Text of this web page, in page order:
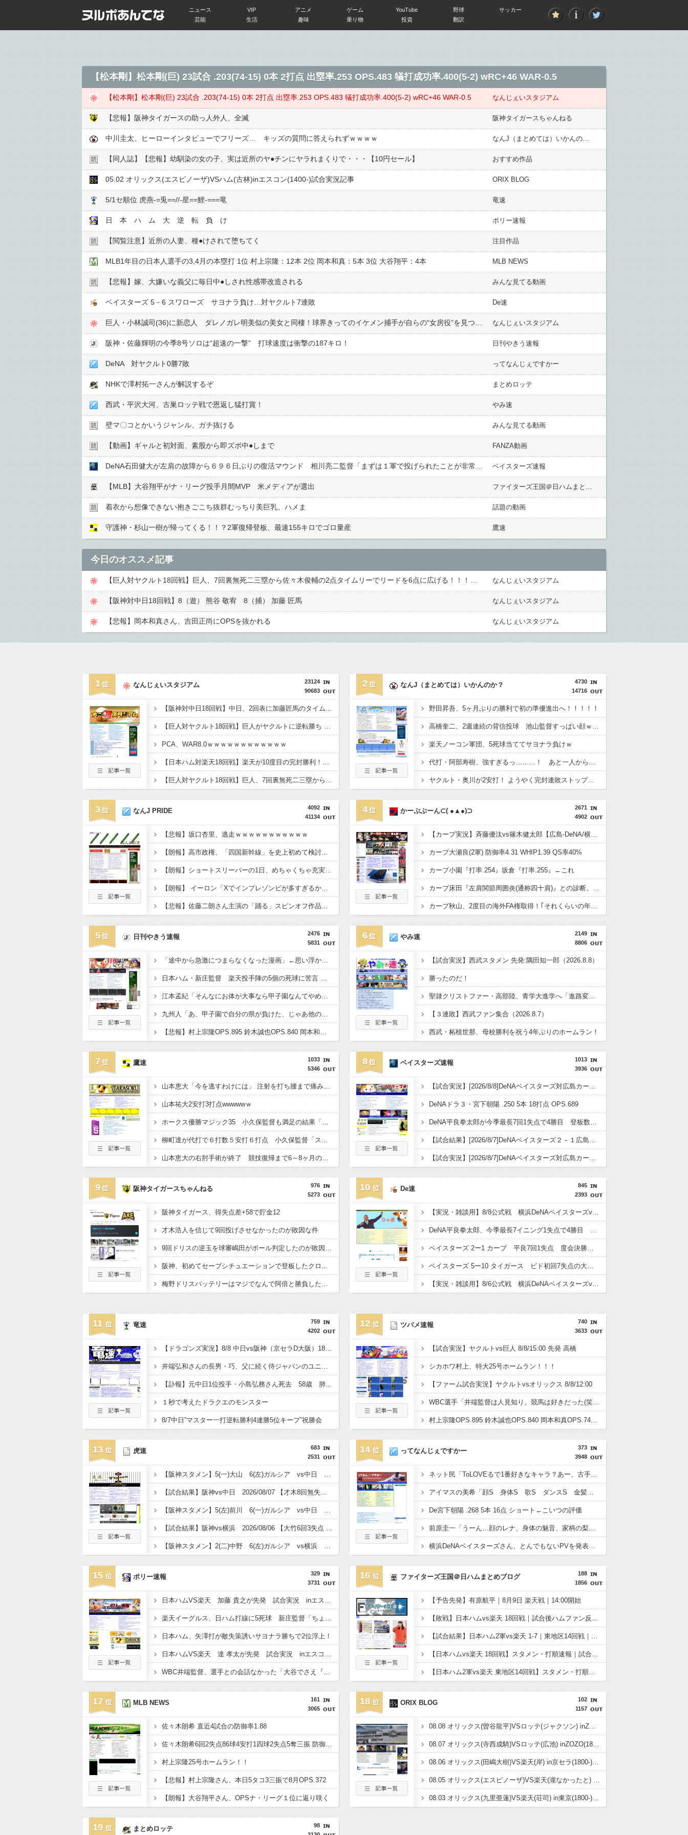
ニュース VIP アニメ ゲーム YouTube 野球
サッカー
芸能
生活 趣味 乗り物 投資 翻訳
【松本剛】松本剛(巨) 23試合 .203(74-15) 0本 2打点 出塁率.253 OPS.483 犠打成功率.400(5-2) wRC+46 WAR-0.5
【松本剛】松本剛(巨) 23試合 .203(74-15) 0本 2打点 出塁率.253 OPS.483 犠打成功率.400(5-2) wRC+46 WAR-0.5 なんじぇいスタジアム
【悲報】阪神タイガースの助っ人外人、全滅 阪神タイガースちゃんねる
中川圭太、ヒーローインタビューでフリーズ… キッズの質問に答えられずｗｗｗｗ なんJ（まとめては）いかんのか？
【同人誌】【悲報】幼馴染の女の子、実は近所のヤ●︎チンにヤラれまくりで・・・【10円セール】 おすすめ作品
05.02 オリックス(エスピノーザ)VSハム(古林)inエスコン(1400-)試合実況記事 ORIX BLOG
5/1セ順位 虎燕-=兎==//-星==鯉-===竜 竜速
日 本 ハ ム 大 逆 転 負 け ポリー速報
【閲覧注意】近所の人妻、種●︎けされて堕ちてく 注目作品
MLB1年目の日本人選手の3,4月の本塁打 1位 村上宗隆：12本 2位 岡本和真：5本 3位 大谷翔平：4本 MLB NEWS
【悲報】嫁、大嫌いな義父に毎日中●︎しされ性感帯改造される みんな見てる動画
ベイスターズ 5－6 スワローズ サヨナラ負け…対ヤクルト7連敗 De速
なんじぇいスタジアム
阪神・佐藤輝明の今季8号ソロは“超速の一撃” 打球速度は衝撃の187キロ！ 日刊やきう速報
DeNA 対ヤクルト0勝7敗 ってなんじぇですかー
NHKで澤村拓一さんが解説するぞ まとめロッテ
西武・平沢大河、古巣ロッテ戦で恩返し猛打賞！ やみ速
壁マ〇コとかいうジャンル、ガチ抜ける みんな見てる動画
【動画】ギャルと初対面、素股から即ズボ中●︎しまで FANZA動画
ベイスターズ速報
【MLB】大谷翔平がナ・リーグ投手月間MVP 米メディアが選出 ファイターズ王国＠日ハムまとめブログ
着衣から想像できない抱きごこち抜群むっちり美巨乳、ハメま 話題の動画
守護神・杉山一樹が帰ってくる！！？2軍復帰登板、最速155キロでゴロ量産 鷹速
今日のオススメ記事
なんじぇいスタジアム
【阪神対中日18回戦】8（遊） 熊谷 敬宥 8（捕） 加藤 匠馬 なんじぇいスタジアム
【悲報】岡本和真さん、吉田正尚にOPSを抜かれる なんじぇいスタジアム
1
23124
90683
なんじぇいスタジアム
【阪神対中日18回戦】中日、2回表に加藤匠馬のタイムリーで先制！！！！！！！！！！！！
【巨人対ヤクルト18回戦】巨人がヤクルトに逆転勝ち 首位阪神と0.5差！貯金は10 浦田同点打＆猛打賞 笹原V打 3回に一挙5得点 竹丸6回1失点＆2出塁で8勝目
PCA、WAR8.0ｗｗｗｗｗｗｗｗｗｗｗｗ
【日本ハム対楽天18回戦】楽天が10度目の完封勝利！エスコンF今季2勝目 早川8回零封で5勝目 村林の内野ゴロ間に先制 中島＆YG安田＆マッカスカー追加打
【巨人対ヤクルト18回戦】巨人、7回裏無死二三塁から佐々木俊輔の2点タイムリーでリードを6点に広げる！！！！！！！！！！！！！！
2
4730
14716
なんJ（まとめては）いかんのか？
野田昇吾、5ヶ月ぶりの勝利で初の準優進出へ！！！！！
高橋奎二、2週連続の背信投球 池山監督すっぱい顔ｗｗｗｗ
楽天ノーコン軍団、5死球当ててサヨナラ負けｗ
代打・阿部寿樹、強すぎるっ………！ あと一人から華麗な逆転タイムリー！！
ヤクルト・奥川が2安打！ ようやく完封連敗ストップでBクラス転落回避
3
4092
41134
なんJ PRIDE
【悲報】坂口杏里、逃走ｗｗｗｗｗｗｗｗｗｗｗ
【朗報】高市政権、「四国新幹線」を史上初めて検討開始
【朗報】ショートスリーパーの1日、めちゃくちゃ充実してる……これ革命やろｗｗｗｗｗｗｗｗ
【朗報】 イーロン「Xでインプレゾンビが多すぎるから収益分配プログラムやめるわ」
【悲報】佐藤二朗さん主演の「踊る」スピンオフ作品、結局撮影中止が決定ｗｗｗｗｗｗｗ
4
2671
4902
かーぷぶーん⊂( ●▲●)⊃
【カープ実況】斉藤優汰vs篠木健太郎【広島-DeNA/横浜スタジアム】
カープ大瀬良(2軍) 防御率4.31 WHIP1.39 QS率40%
カープ小園『打率.254』坂倉『打率.255』←これ
カープ床田『左肩関節周囲炎(通称四十肩)』との診断。最短での復帰も視野
カープ秋山、2度目の海外FA権取得！｢それくらいの年齢までやってこられた｣
5
2476
5831
日刊やきう速報
「途中から急激につまらなくなった漫画」←思い浮かべた作品
日本ハム・新庄監督 楽天投手陣の5個の死球に苦言 「ちょっと多かった。ちょっと考えてもらいたい」
江本孟紀「そんなにお体が大事なら甲子園なんてやめちゃえばいい」
九州人「あ、甲子園で自分の県が負けた、じゃあ他の九州の県を応援しよう」←これ
【悲報】村上宗隆OPS.895 鈴木誠也OPS.840 岡本和真OPS.742 吉田正尚OPS.740←これ
6
2149
8806
やみ速
【試合実況】西武スタメン 先発:隅田知一郎（2026.8.8）
勝ったのだ！
聖隷クリストファー・高部陸、青学大進学へ「進路変更はありません」
【３連敗】西武ファン集合（2026.8.7）
西武・柘植世那、母校勝利を祝う4年ぶりのホームラン！
7
1033
5346
鷹速
山本恵大「今を逃すわけには」 注射を打ち腰まで痛み爆弾を抱えてプレーしていた模様
山本祐大2安打3打点wwwwwｗ
ホークス優勝マジック35 小久保監督も満足の結果「めちゃくちゃ大きい。向こうは3連勝狙いに来ているでしょうから」
柳町達が代打で６打数５安打６打点 小久保監督「スタメンでもあれぐらい打ってほしいですね」
山本恵大の右肘手術が終了 競技復帰まで6～8ヶ月の見込み
8
1013
3936
ベイスターズ速報
【試合実況】[2026/8/8]DeNAベイスターズ対広島カープ 18:00〜
DeNAドラ３・宮下朝陽 .250 5本 18打点 OPS.689
DeNA平良拳太郎が今季最長7回1失点で4勝目 登板数＆先発数も自己最多タイ「残りも頑張りたい」シーズン完走宣言
【試合結果】[2026/8/7]DeNAベイスターズ２－１広島カープ カード初戦を競り勝ち！
【試合実況】[2026/8/7]DeNAベイスターズ対広島カープ 18:00〜
9
976
5273
阪神タイガースちゃんねる
阪神タイガース、得失点差+58で貯金12
才木浩人を信じて9回投げさせなかったのが敗因な件
9回ドリスの逆玉を球審嶋田がボール判定したのが敗因だよな
阪神、初めてセーブシチュエーションで登板したクローザーに負けがついた件
梅野ドリスバッテリーはマジでなんで阿倍と勝負したん？意味わからんわ
10
845
2393
De速
【実況・雑談用】8/8公式戦 横浜DeNAベイスターズvs広島東洋カープ
DeNA平良拳太郎、今季最長7イニング1失点で4勝目 登板数＆先発数も自己最多タイ「残りも頑張りたい」
ベイスターズ 2ー1 カープ 平良7回1失点 度会決勝タイムリー
ベイスターズ 5ー10 タイガース ビド初回7失点の大炎上 度会のタイムリーなど反撃見せるも…負け
【実況・雑談用】8/6公式戦 横浜DeNAベイスターズvs阪神タイガース
11
759
4202
竜速
【ドラゴンズ実況】8/8 中日vs阪神（京セラD大阪）18:00～先発：マラー【中継:三重テレビ スカイA DAZN他】
井端弘和さんの長男・巧、父に続く侍ジャパンのユニホームへ、中日・小池コーチ次男の樹里とともに『U15侍ジャパン』に選出
【訃報】元中日1位投手・小島弘務さん死去 58歳 肺がん 浜松修学舎高の監督を務めていた2025年11月に脳梗塞で倒れる
１秒で考えたドラクエのモンスター
8/7中日”マスター一打逆転勝利4連勝5位キープ”祝勝会
12
740
3633
ツバメ速報
【試合実況】ヤクルトvs巨人 8/8/15:00 先発 高橋
シカホワ村上、特大25号ホームラン！！！
【ファーム試合実況】ヤクルトvsオリックス 8/8/12:00
WBC選手「井端監督は人見知り。競馬は好きだった(笑)」
村上宗隆OPS.895 鈴木誠也OPS.840 岡本和真OPS.742 吉田正尚OPS.740←これ
13
683
2531
虎速
【阪神スタメン】5(一)大山 6(左)ガルシア vs中日 2026/08/08
【試合結果】阪神vs中日 2026/08/07 【才木8回無失点 佐藤1安打2打点1HR】
【阪神スタメン】5(左)前川 6(一)ガルシア vs中日 2026/08/07
【試合結果】阪神vs横浜 2026/08/06 【大竹6回3失点 ガルシア2安打3打点1HR 森下1安打2打点 近本2安打1打点 大山＆高寺1安打1打点 中野2安打 】
【阪神スタメン】2(二)中野 6(左)ガルシア vs横浜 【17:45試合開始予定】 2026/08/06
14
373
3948
ってなんじぇですかー
ネット民「ToLOVEるで1番好きなキャラ？あー、古手川かな笑(嘘、本当は美柑w)」????これ
アイマスの美希「顔S 身体S 歌S ダンスS 金髪だが茶髪オプション付き」←これ
De宮下朝陽 .268 5本 16点 ショート←こいつの評価
前原圭一「うーん…顔のレナ、身体の魅音、家柄の梨花、性格の詩音かぁ…」
横浜DeNAベイスターズさん、とんでもないPVを発表してしまうwwwwwwwwwwww
15
329
3731
ポリー速報
日本ハムVS楽天 加藤 貴之が先発 試合実況 inエスコンF 15:00〜
楽天イーグルス、日ハム打線に5死球 新庄監督「ちょっと多かった。ちょっと考えてもらいたい」
日本ハム、矢澤打が敵失策誘いサヨナラ勝ちで2位浮上！
日本ハムVS楽天 達 孝太が先発 試合実況 inエスコンF 18:00〜
WBC井端監督、選手との会話なかった「大谷でさえ『マジで笑わなくね？』と言うほど」
16
188
1856
ファイターズ王国＠日ハムまとめブログ
【予告先発】有原航平｜8月9日 楽天戦｜14:00開始
【敗戦】日本ハムvs楽天 18回戦｜試合後ハムファン反省会｜8/8
【試合結果】日本ハム2軍vs楽天 1-7｜東地区14回戦｜個人成績｜8/8
【日本ハムvs楽天 18回戦】スタメン・打順速報｜試合実況｜8/8 15:00開始
【日本ハム2軍vs楽天 東地区14回戦】スタメン・打順速報｜試合実況｜8/8 13:00開始
17
161
3065
MLB NEWS
佐々木朗希 直近4試合の防御率1.88
佐々木朗希6回2失点86球4安打1四球2失点5奪三振 防御率4.54
村上宗隆25号ホームラン！！
【悲報】村上宗隆さん、本日5タコ3三振で8月OPS.372
【朗報】大谷翔平さん、OPSナ・リーグ１位に返り咲く
18
102
1157
ORIX BLOG
08.08 オリックス(曽谷龍平)VSロッテ(ジャクソン) inZOZO(1800-)試合実況記事
08.07 オリックス(寺西成騎)VSロッテ(広池) inZOZO(1800-)試合実況記事
08.06 オリックス(田嶋大樹)VS楽天(岸) in京セラ(1800-)試合実況記事
08.05 オリックス(エスピノーザ)VS楽天(瀧なかったと) in京セラ(1800-)試合実況記事
08.03 オリックス(九里亜蓮)VS楽天(荘司) in東京(1800-)試合実況記事
19
98
まとめロッテ